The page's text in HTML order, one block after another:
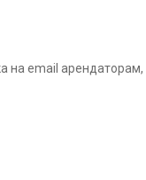
на email арендаторам,